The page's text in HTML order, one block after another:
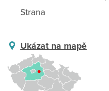
Strana
Ukázat na mapě